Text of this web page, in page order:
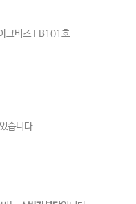
크비즈 FB101호
습니다.